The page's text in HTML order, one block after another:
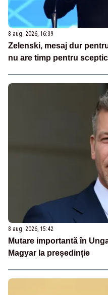
8 aug. 2026, 16:39
Zelenski, mesaj dur
nu are timp pentru
8 aug. 2026, 15:42
Mutare importantă în
Magyar la președinție